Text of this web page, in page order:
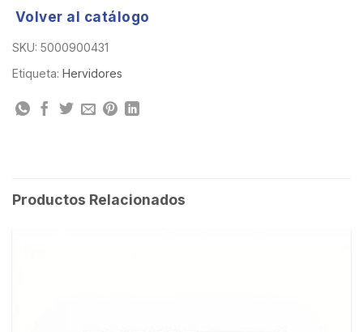
Volver al catálogo
SKU: 5000900431
Etiqueta: Hervidores
Productos Relacionados